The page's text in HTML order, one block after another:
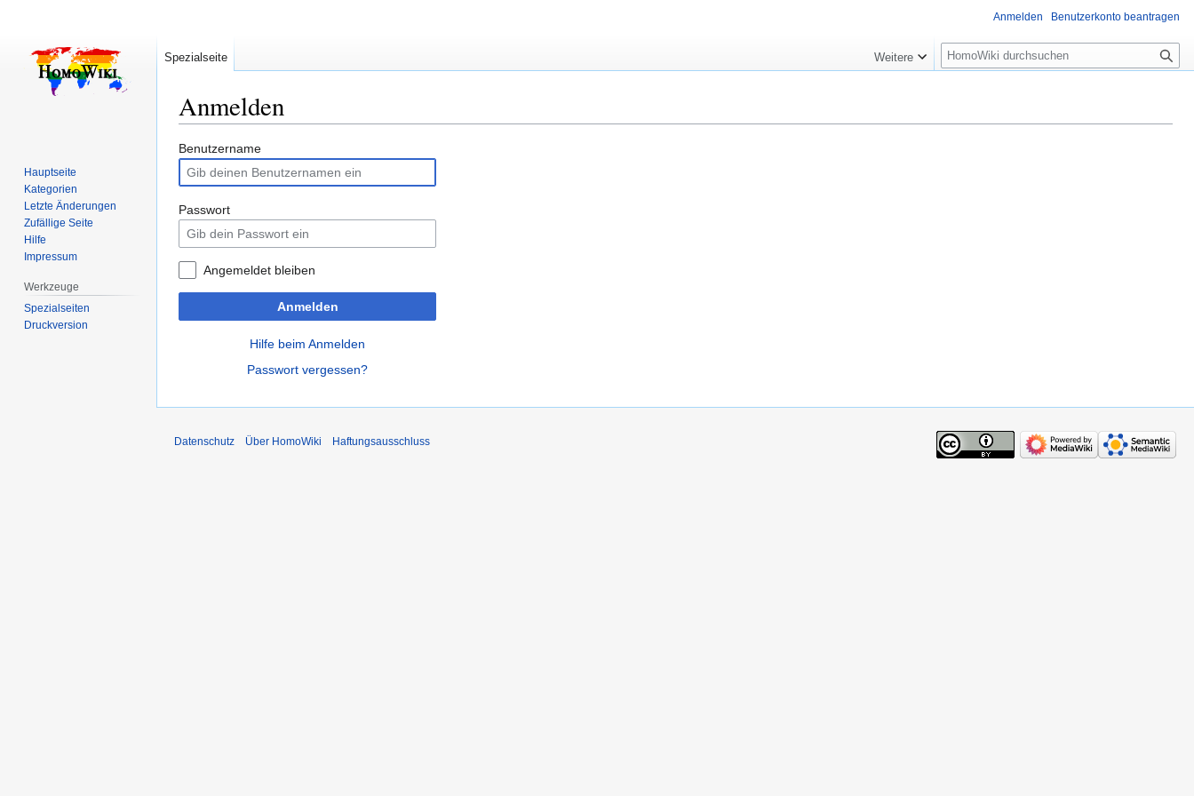
Anmelden
Zur
Navigation
springen
Zur
Suche
springen
Benutzername
Passwort
Angemeldet bleiben
Anmelden
Hilfe beim Anmelden
Passwort vergessen?
Anmelden Benutzerkonto beantragen
Spezialseite Weitere
Suche
Hauptseite
Kategorien
Letzte Änderungen
Zufällige Seite
Hilfe
Impressum
Werkzeuge
Spezialseiten
Druckversion
Datenschutz Über HomoWiki Haftungsausschluss